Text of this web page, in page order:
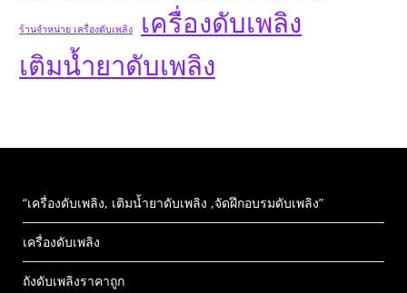
ร้านจำหน่าย เครื่องดับเพลิง
เครื่องดับเพลิง
เติมน้ำยาดับเพลิง
“เครื่องดับเพลิง, เติมน้ำยาดับเพลิง ,จัดฝึกอบรมดับเพลิง”
เครื่องดับเพลิง
ถังดับเพลิงราคาถูก